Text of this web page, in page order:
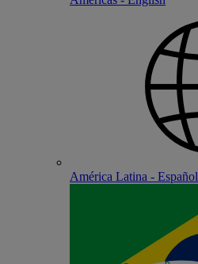
América Latina - Español